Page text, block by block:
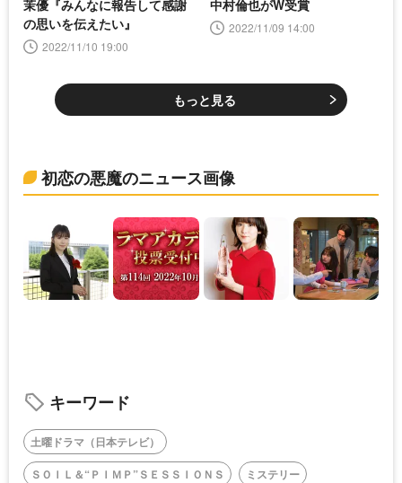
茉優『みんなに報告して感謝
の思いを伝えたい』
2022/11/10 19:00
中村倫也がW受賞
2022/11/09 14:00
もっと見る
初恋の悪魔のニュース画像
キーワード
土曜ドラマ（日本テレビ）
ＳＯＩＬ＆“ＰＩＭＰ”ＳＥＳＳＩＯＮＳ
ミステリー